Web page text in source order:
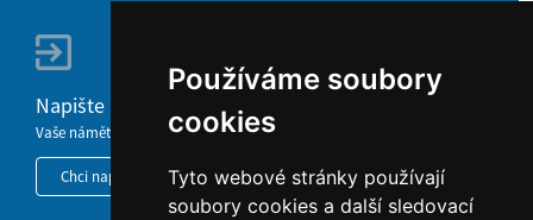
Používáme soubory
cookies
Tyto webové stránky používají
soubory cookies a další sledovací
Napište nám
Vaše náměty, komentáře, připomínky a dotazy nezůstanou bez odezvy.
Chci napsat MKČR